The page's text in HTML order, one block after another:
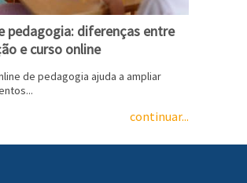
pedagogia: diferenças entre
e curso online
de pedagogia ajuda a ampliar
continuar...